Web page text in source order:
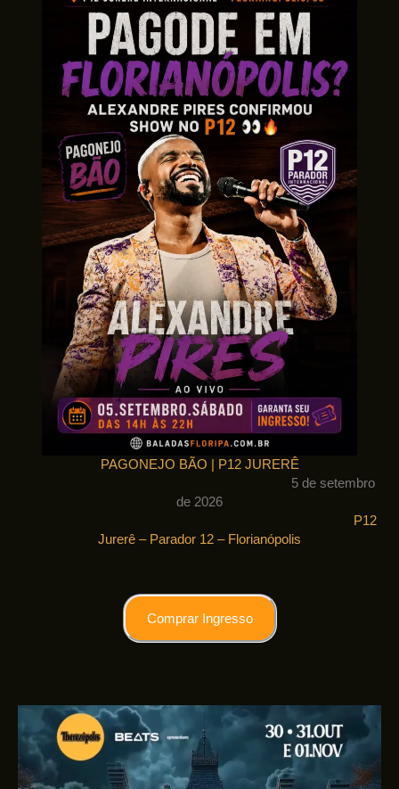
PAGONEJO BÃO | P12 JURERÊ
5 de setembro
de 2026
P12
Jurerê – Parador 12 – Florianópolis
Comprar Ingresso